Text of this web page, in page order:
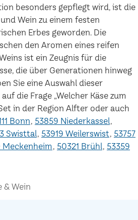
besonders gepflegt wird, ist die
Wein zu einem festen
Erbes geworden. Die
den Aromen eines reifen
ist ein Zeugnis für die
die über Generationen hinweg
Sie eine Auswahl dieser
die Frage „Welcher Käse zum
in der Region Alfter oder auch
Bonn 53859 Niederkassel
Swisttal 53919 Weilerswist 53757
Meckenheim 50321 Brühl 53359
& Wein